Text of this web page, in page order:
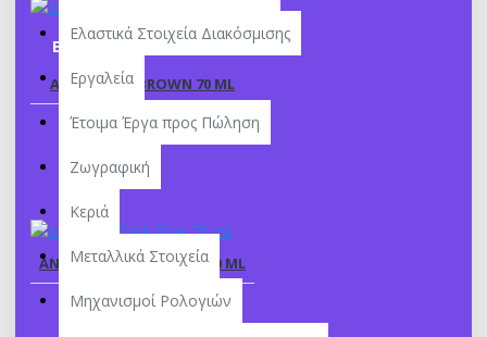
Ελαστικά Στοιχεία Διακόσμισης
Εργαλεία
Έτοιμα Έργα προς Πώληση
Ζωγραφική
Κεριά
Μεταλλικά Στοιχεία
Μηχανισμοί Ρολογιών
ΕΞΑΝΤΛΉΘΗΚΕ
ANTIQUING BROWN 70 ML
3,00€
ANTIQUING DARK BLUE 70 ML
3,00€